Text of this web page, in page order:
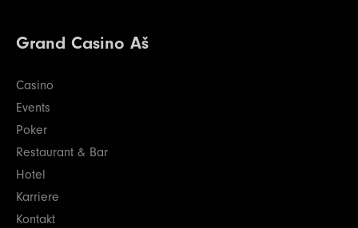
Grand Casino Aš
Casino
Events
Poker
Restaurant & Bar
Hotel
Karriere
Kontakt